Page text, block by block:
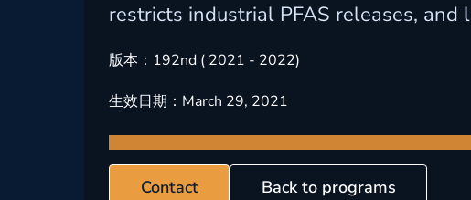
restricts industrial PFAS releases,
版本： 192nd ( 2021 - 2022)
生效日期： March 29, 2021
Contact Back to programs